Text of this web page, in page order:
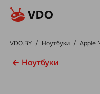
VDO.BY / Ноутбуки / Apple
Ноутбуки